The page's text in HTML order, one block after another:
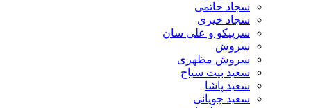
سجاد حاتمی
سجاد خیری
سرپیکو و علی سان
سروش
سروش مظهری
سعید بیت سیاح
سعید پاشا
سعید چوپانی